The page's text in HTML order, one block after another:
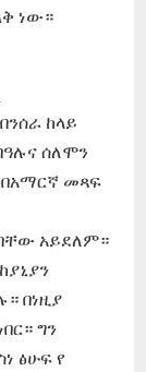
ነው።
ከላይ
ሰለሞን
መጻፍ
አይደለም።
በነዚያ
ግን
ፅሁፍ የ